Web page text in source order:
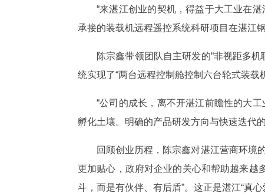
“来湛江创业的契机，得益于大工业在
承接的装载机远程遥控系统科研项目在湛江
陈宗鑫带领团队自主研发的“非视距多
统实现了“两台远程控制舱控制六台轮式装
“公司的成长，离不开湛江前瞻性的大
孵化土壤。明确的产品研发方向与快速迭代
回顾创业历程，陈宗鑫对湛江营商环境
更加贴心，政府对企业的关心和帮助越来越
斗，而是有伙伴、有后盾”。这正是湛江“真心